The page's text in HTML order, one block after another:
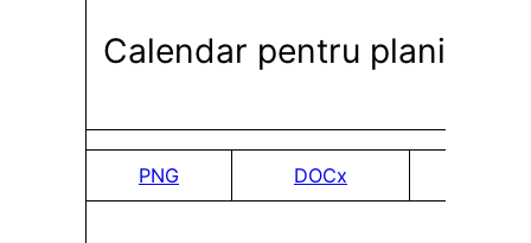
Calendar pentru
PNG DOCx